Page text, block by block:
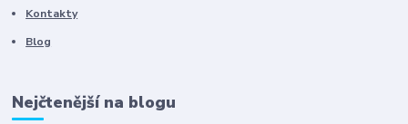
Kontakty
Blog
Nejčtenější na blogu